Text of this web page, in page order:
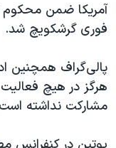
آمریکا ضمن محکوم
فوری گرشکویچ شد.
پالی‌گراف همچنین
هرگز در هیچ فعالیت
مشارکت نداشته